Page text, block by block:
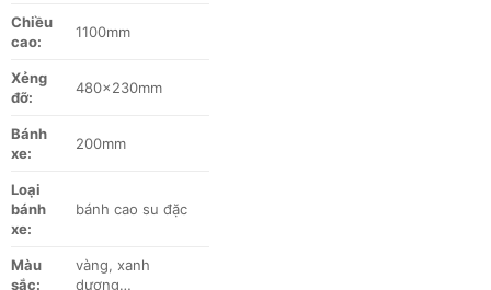
Chiều
cao:
1100mm
Xẻng
đỡ:
480x230mm
Bánh
xe:
200mm
Loại
bánh
xe:
bánh cao su đặc
Màu
sắc:
vàng, xanh
dương…